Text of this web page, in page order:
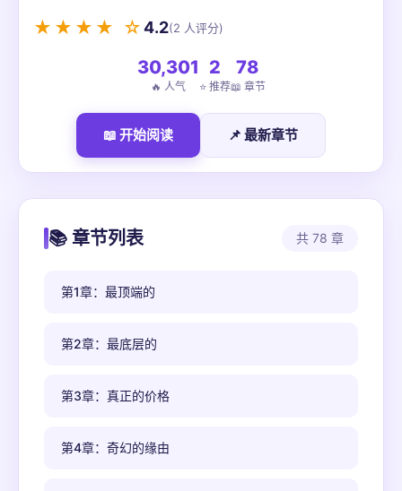
★★★★ ☆4.2(2 人评分)
30,301
🔥 人气
2
⭐ 推荐
78
📖 章节
📖 开始阅读 📌 最新章节
📚 章节列表 共 78 章
第1章：最顶端的
第2章：最底层的
第3章：真正的价格
第4章：奇幻的缘由